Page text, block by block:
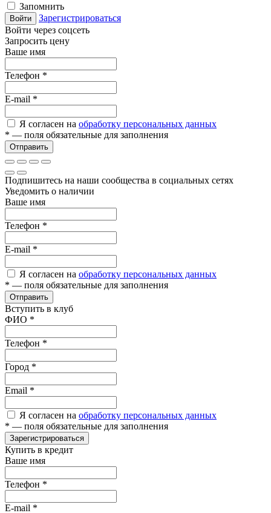
Запомнить
Войти
Зарегистрироваться
Войти через соцсеть
Запросить цену
Ваше имя
Телефон *
E-mail *
Я согласен на обработку персональных данных
* — поля обязательные для заполнения
Отправить
Подпишитесь на наши сообщества в социальных сетях
Уведомить о наличии
Ваше имя
Телефон *
E-mail *
Я согласен на обработку персональных данных
* — поля обязательные для заполнения
Отправить
Вступить в клуб
ФИО *
Телефон *
Город *
Email *
Я согласен на обработку персональных данных
* — поля обязательные для заполнения
Зарегистрироваться
Купить в кредит
Ваше имя
Телефон *
E-mail *